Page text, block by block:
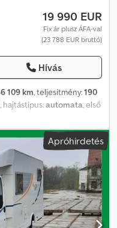
19 990 EUR
Fix ár plusz ÁFA-val
(23 788 EUR bruttó)
Hívás
109 km, teljesítmény:190
, hajtástípus:automata, első
(ESP),
összkerékhajtás, *
Műszaki vizsga lejárt,
kg * V6-os motor, 2987
* Szívesen küldök videót
* Lengyel
ügyfél-megbízásból
jellegűek, az
Apróhirdetés